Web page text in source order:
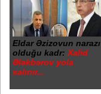
Eldar Əzizovun narazı
olduğu kadr: Xalid
Ələkbərov yola
salınır...